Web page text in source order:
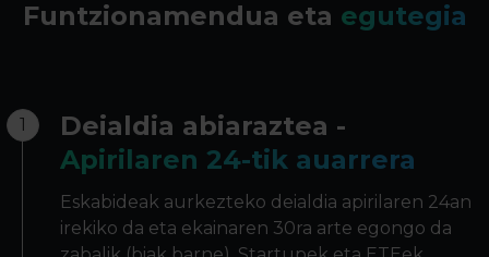
Funtzionamendua eta egutegia
1
Deialdia abiaraztea -
Apirilaren 24-tik auarrera
Eskabideak aurkezteko deialdia apirilaren 24an
irekiko da eta ekainaren 30ra arte egongo da